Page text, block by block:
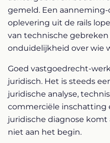
gemeld. Een
oplevering uit de rails
van technische
onduidelijkheid over wie
Goed vastgoedrecht-
juridisch. Het is steeds
juridische analyse,
commerciële inschatting
juridische diagnose komt
niet aan het begin.